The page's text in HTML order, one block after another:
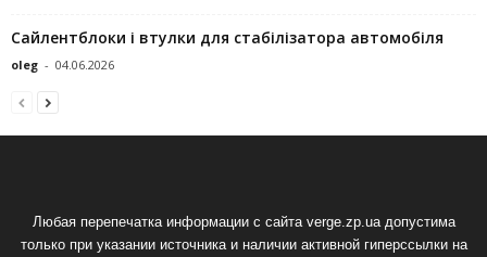
Сайлентблоки і втулки для стабілізатора автомобіля
oleg - 04.06.2026
Любая перепечатка информации с сайта verge.zp.ua допустима
только при указании источника и наличии активной гиперссылки на